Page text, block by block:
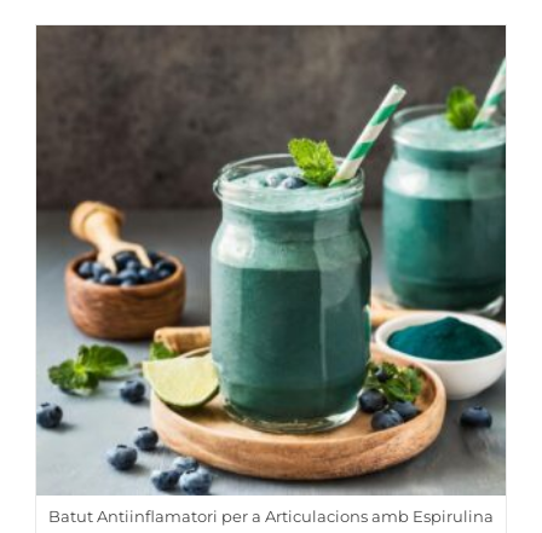
Batut Antiinflamatori per a Articulacions amb Espirulina